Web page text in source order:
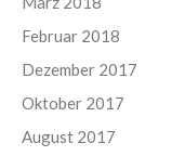
Februar 2018
Dezember 2017
Oktober 2017
August 2017